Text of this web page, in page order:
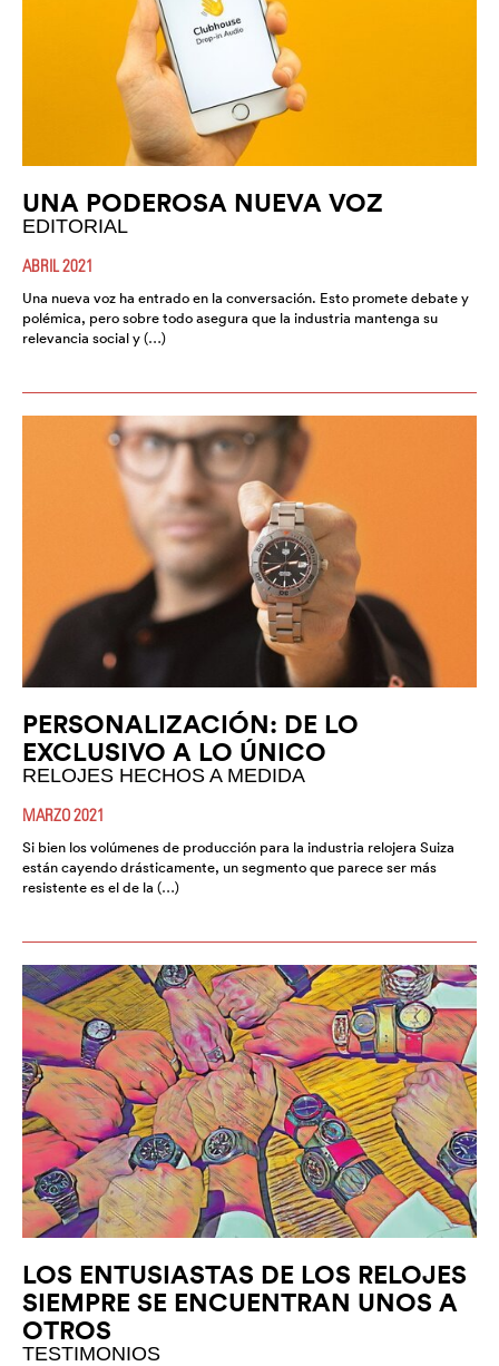
UNA PODEROSA NUEVA VOZ
EDITORIAL
ABRIL 2021
Una nueva voz ha entrado en la conversación. Esto promete debate y
polémica, pero sobre todo asegura que la industria mantenga su
relevancia social y (…)
PERSONALIZACIÓN: DE LO
EXCLUSIVO A LO ÚNICO
RELOJES HECHOS A MEDIDA
MARZO 2021
Si bien los volúmenes de producción para la industria relojera Suiza
están cayendo drásticamente, un segmento que parece ser más
resistente es el de la (…)
LOS ENTUSIASTAS DE LOS RELOJES
SIEMPRE SE ENCUENTRAN UNOS A
OTROS
TESTIMONIOS